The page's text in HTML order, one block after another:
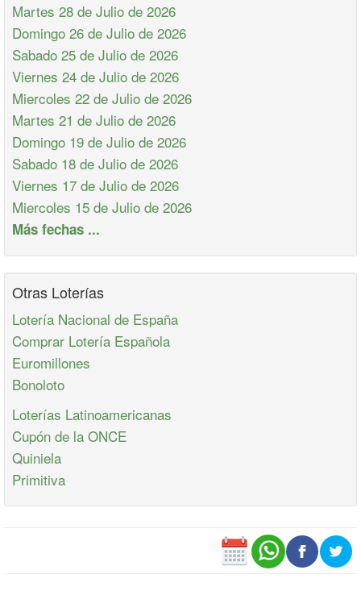
Martes 28 de Julio de 2026
Domingo 26 de Julio de 2026
Sabado 25 de Julio de 2026
Viernes 24 de Julio de 2026
Miercoles 22 de Julio de 2026
Martes 21 de Julio de 2026
Domingo 19 de Julio de 2026
Sabado 18 de Julio de 2026
Viernes 17 de Julio de 2026
Miercoles 15 de Julio de 2026
Más fechas ...
Otras Loterías
Lotería Nacional de España
Comprar Lotería Española
Euromillones
Bonoloto
Loterías Latinoamericanas
Cupón de la ONCE
Quiniela
Primitiva